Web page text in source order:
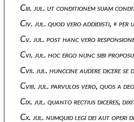
Ciii. jul. ut conditionem suam
Civ. jul. quod vero addidisti, « per
Cv. jul. post hanc vero
Cvi. jul. hoc ergo nunc sibi
Cvii. jul. hunccine audere dicere
Cviii. jul. parvulos vero, quos a
Cix. jul. quanto rectius diceres,
Cx. jul. numquid legi dei aut operi